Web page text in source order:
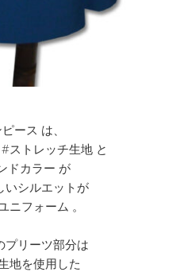
ース は、
ストレッチ生地 と
ドカラー が
いシルエットが
ニフォーム 。
プリーツ部分は
地を使用した